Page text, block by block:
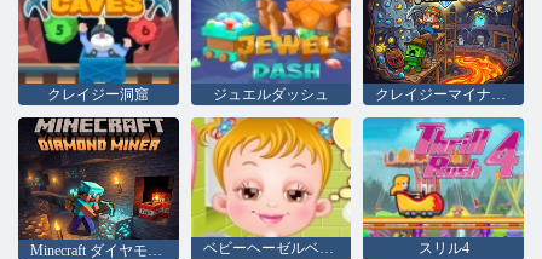
クレイジー洞窟 ジュエルダッシュ クレイジーマイナーズ
ベビーヘーゼルベッドタイム スリル4